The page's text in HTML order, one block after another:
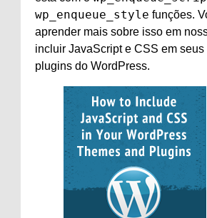
wp_enqueue_style funções.
aprender mais sobre isso em
incluir JavaScript e CSS em seus
plugins do WordPress.